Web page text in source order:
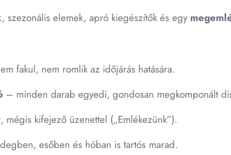
szezonális elemek, apró kiegészítők és egy
fakul, nem romlik az időjárás hatására.
– minden darab egyedi, gondosan megkomponált
mégis kifejező üzenettel („Emlékezünk”).
esőben és hóban is tartós marad.